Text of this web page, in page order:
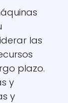
las
plazo.
y
y